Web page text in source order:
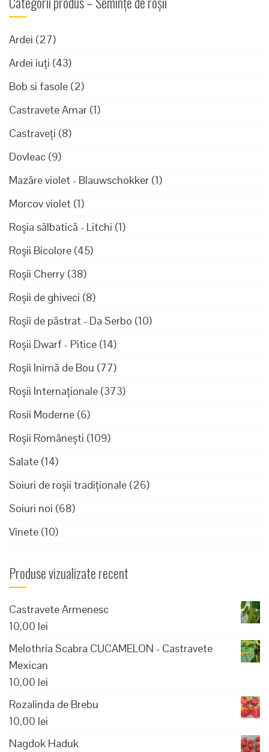
Ardei (27)
Ardei iuți (43)
Bob si fasole (2)
Castravete Amar (1)
Castraveți (8)
Dovleac (9)
Mazăre violet - Blauwschokker (1)
Morcov violet (1)
Roșia sălbatică - Litchi (1)
Roșii Bicolore (45)
Roșii Cherry (38)
Roșii de ghiveci (8)
Roșii de păstrat - Da Serbo (10)
Roșii Dwarf - Pitice (14)
Roșii Inimă de Bou (77)
Roșii Internaționale (373)
Rosii Moderne (6)
Roșii Românești (109)
Salate (14)
Soiuri de roșii tradiționale (26)
Soiuri noi (68)
Vinete (10)
Produse vizualizate recent
Castravete Armenesc
10,00 lei
Melothria Scabra CUCAMELON - Castravete
Mexican
10,00 lei
Rozalinda de Brebu
10,00 lei
Nagdok Haduk